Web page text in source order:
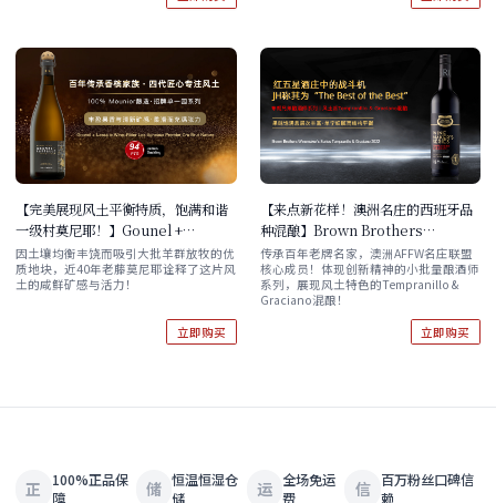
【完美展现风土平衡特质，饱满和谐
一级村莫尼耶！】Gounel +
Lassalle Wine-Rider Les
Agneaux Premier Cru Brut
Nature
因土壤均衡丰饶而吸引大批羊群放牧的优
质地块，近40年老藤莫尼耶诠释了这片风
土的咸鲜矿感与活力！
立即购买
【来点新花样！澳洲名庄的西班牙品
种混酿】Brown Brothers
Winemaker's Series
Tempranillo & Graciano 2022 直
降20！
传承百年老牌名家，澳洲AFFW名庄联盟
核心成员！体现创新精神的小批量酿酒师
系列，展现风土特色的Tempranillo &
Graciano混酿！
立即购买
正
100%正品保
障
储 恒温恒湿仓
储
运 全场免运
费
信 百万粉丝口碑信
赖